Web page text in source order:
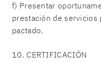
f) Presentar
prestación de servicios
pactado.
10. CERTIFICACIÓN